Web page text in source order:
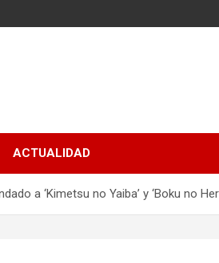
ACTUALIDAD
a ‘Kimetsu no Yaiba’ y ‘Boku no